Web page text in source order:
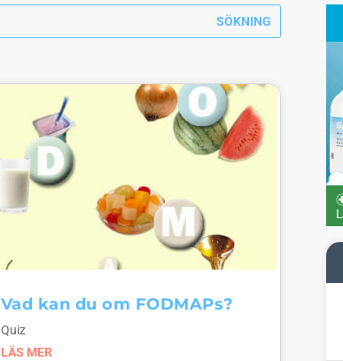
Vad kan du om FODMAPs?
Quiz
LÄS MER